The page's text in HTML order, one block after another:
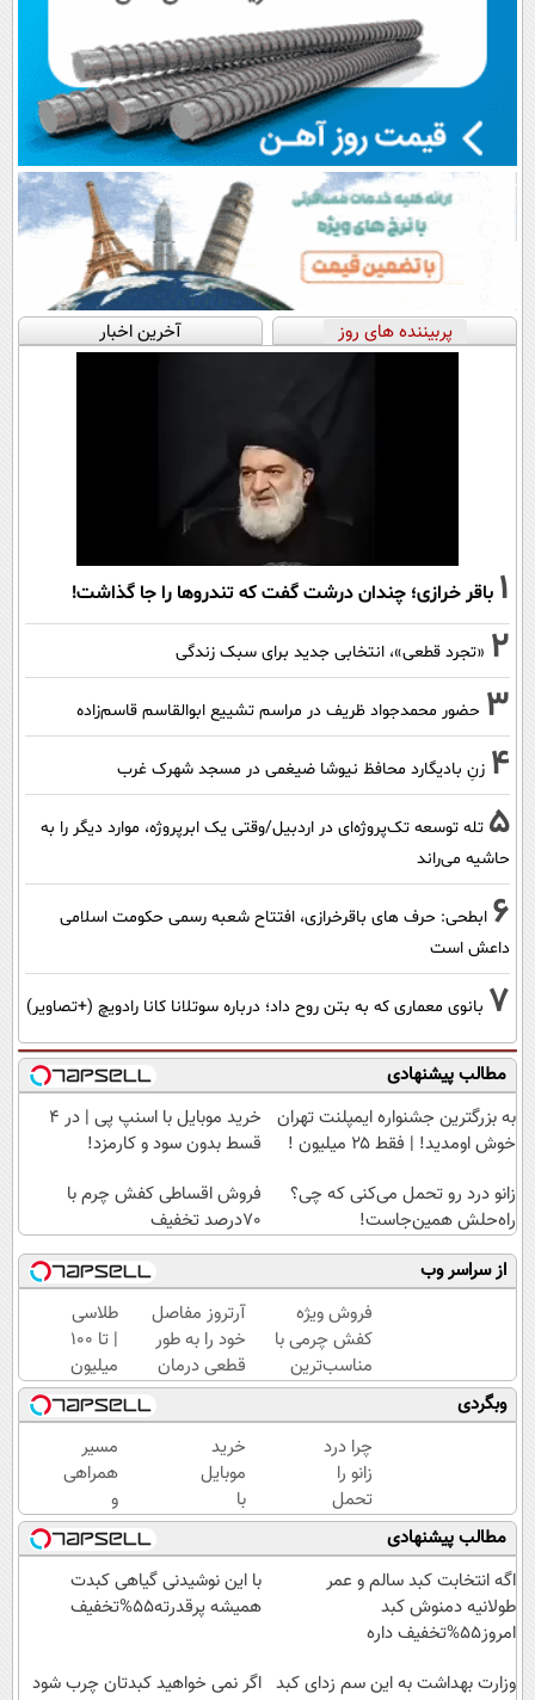
پربیننده های روز آخرین اخبار
1 باقر خرازی؛ چندان درشت گفت که تندروها را جا گذاشت!
2 «تجرد قطعی»، انتخابی جدید برای سبک زندگی
3 حضور محمدجواد ظریف در مراسم تشییع ابوالقاسم قاسم‌زاده
4 زنِ بادیگارد محافظ نیوشا ضیغمی در مسجد شهرک غرب
5 تله توسعه تک‌پروژه‌ای در اردبیل/وقتی یک ابرپروژه، موارد دیگر را به
حاشیه می‌راند
6 ابطحی: حرف های باقرخرازی، افتتاح شعبه رسمی حکومت اسلامی
داعش است
7 بانوی معماری که به بتن روح داد؛ درباره سوتلانا کانا رادویچ (+تصاویر)
مطالب پیشنهادی
به بزرگترین جشنواره ایمپلنت تهران
خوش اومدید! | فقط ۲۵ میلیون !
خرید موبایل با اسنپ پی | در ۴
قسط بدون سود و کارمزد!
زانو درد رو تحمل می‌کنی که چی؟
راه‌حلش همین‌جاست!
فروش اقساطی کفش چرم با
70درصد تخفیف
از سراسر وب
فروش ویژه
کفش چرمی با
مناسب‌ترین
قیمت+پرداخت
اقساطی
آرتروز مفاصل
خود را به طور
قطعی درمان
کنید!
◗پرسش‌نامه◖
طلاسی
| تا 100
میلیون
وام
آنی
خرید
طلا💰
ثبت
نام
کن!
وبگردی
چرا درد
زانو را
تحمل
می‌کنی؟
خیلی
ساده
درمانش
خرید
موبایل
با
اسنپ
پی | در
۴
قسط
کارمزد!
مسیر
همراهی
و
گزارش
عملکرد
گروه
اسنپ
مطالب پیشنهادی
اگه انتخابت کبد سالم و عمر
طولانیه دمنوش کبد
امروز55%تخفیف داره
با این نوشیدنی گیاهی کبدت
همیشه پرقدرته55%تخفیف
وزارت بهداشت به این سم زدای کبد اگر نمی خواهید کبدتان چرب شود